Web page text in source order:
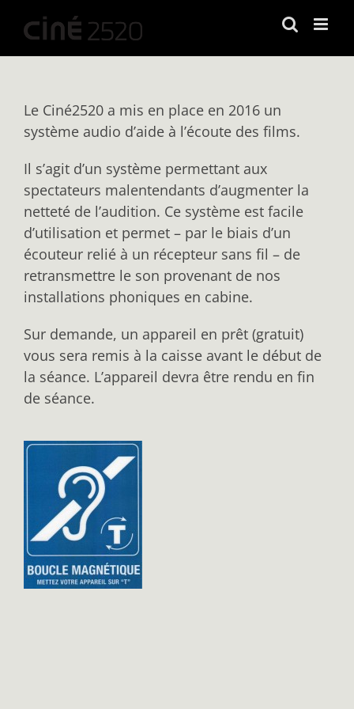
contenu
Le Ciné2520 a mis en place en 2016 un
système audio d’aide à l’écoute des films.
Il s’agit d’un système permettant aux
spectateurs malentendants d’augmenter la
netteté de l’audition. Ce système est facile
d’utilisation et permet – par le biais d’un
écouteur relié à un récepteur sans fil – de
retransmettre le son provenant de nos
installations phoniques en cabine.
Sur demande, un appareil en prêt (gratuit)
vous sera remis à la caisse avant le début de
la séance. L’appareil devra être rendu en fin
de séance.